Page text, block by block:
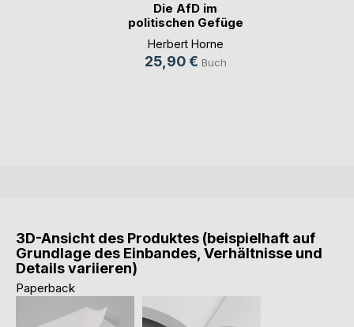
Die AfD im
politischen Gefüge
der (...)
Herbert Horne
25,90 € Buch
3D-Ansicht des Produktes (beispielhaft auf
Grundlage des Einbandes, Verhältnisse und
Details variieren)
Paperback